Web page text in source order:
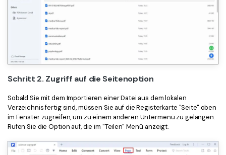
Schritt 2. Zugriff auf die Seitenoption
Sobald Sie mit dem Importieren einer Datei aus dem lokalen
Verzeichnis fertig sind, müssen Sie auf die Registerkarte "Seite" oben
im Fenster zugreifen, um zu einem anderen Untermenü zu gelangen.
Rufen Sie die Option auf, die im "Teilen" Menü anzeigt.